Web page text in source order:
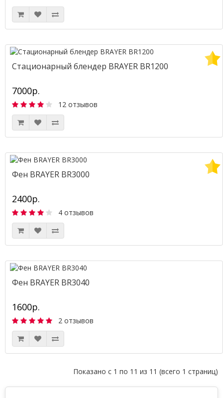
Стационарный блендер BRAYER BR1200
7000р.
12 отзывов
Фен BRAYER BR3000
2400р.
4 отзывов
Фен BRAYER BR3040
1600р.
2 отзывов
Показано с 1 по 11 из 11 (всего 1 страниц)